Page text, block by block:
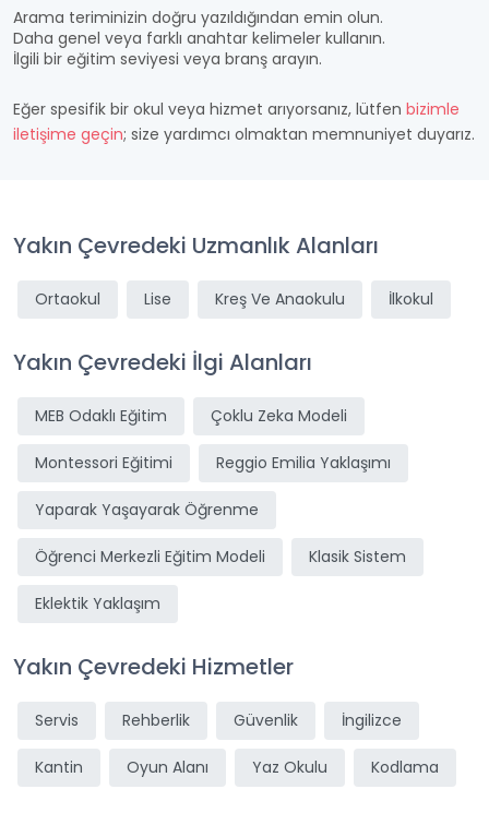
Arama teriminizin doğru yazıldığından emin olun.
Daha genel veya farklı anahtar kelimeler kullanın.
İlgili bir eğitim seviyesi veya branş arayın.
Eğer spesifik bir okul veya hizmet arıyorsanız, lütfen bizimle
iletişime geçin; size yardımcı olmaktan memnuniyet duyarız.
Yakın Çevredeki Uzmanlık Alanları
Ortaokul Lise Kreş Ve Anaokulu İlkokul
Yakın Çevredeki İlgi Alanları
MEB Odaklı Eğitim Çoklu Zeka Modeli
Montessori Eğitimi Reggio Emilia Yaklaşımı
Yaparak Yaşayarak Öğrenme
Öğrenci Merkezli Eğitim Modeli Klasik Sistem
Eklektik Yaklaşım
Yakın Çevredeki Hizmetler
Servis Rehberlik Güvenlik İngilizce
Kantin Oyun Alanı Yaz Okulu Kodlama